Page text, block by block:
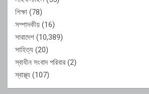
শিক্ষা (78)
সম্পাদকীয় (16)
সারাদেশ (10,389)
সাহিত্য (20)
স্বাধীন সংবাদ পরিবার (2)
স্বাস্থ্য (107)